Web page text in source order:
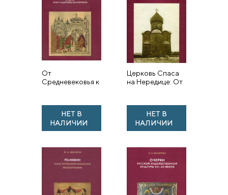
От
Средневековья к
в честь Ольги
Андреевны
Белобровой
НЕТ В
НАЛИЧИИ
Церковь Спаса
на Нередице: От
памятника
НЕТ В
НАЛИЧИИ